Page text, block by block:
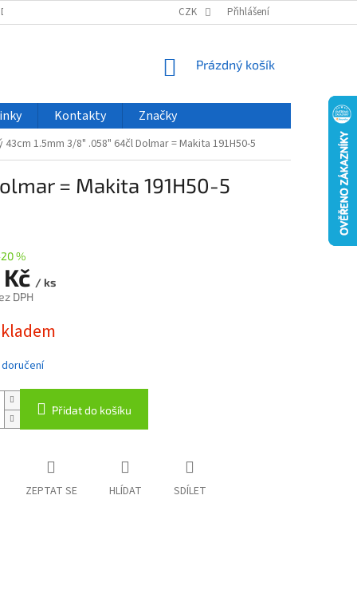
VELKOOBCHOD ČASTO KLADENÉ DOTAZY
CZK Přihlášení
NÁKUPNÍ
Prázdný košík
Kontakty Značky
1.5mm 3/8" .058" 64čl Dolmar = Makita 191H50-5
= Makita 191H50-5
%
/ ks
DPH
Přidat do košíku
ZEPTAT SE HLÍDAT SDÍLET